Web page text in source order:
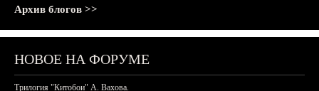
Архив блогов >>
НОВОЕ НА ФОРУМЕ
Трилогия "Китобои" А. Вахова.